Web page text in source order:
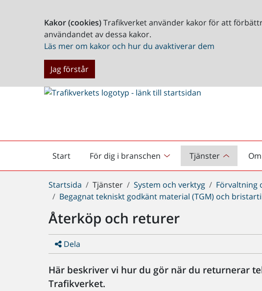
Kakor (cookies)Trafikverket använder kakor för att
användandet av dessa kakor.
Läs mer om kakor och hur du avaktiverar dem
Jag förstår
Start
Startsida För dig i branschen Tjänster
Du
är
Startsida Tjänster System och verktyg Förvaltning
Begagnat tekniskt godkänt material (TGM) och
Återköp och returer
Dela
Här beskriver vi hur du gör när du returnerar
Trafikverket.